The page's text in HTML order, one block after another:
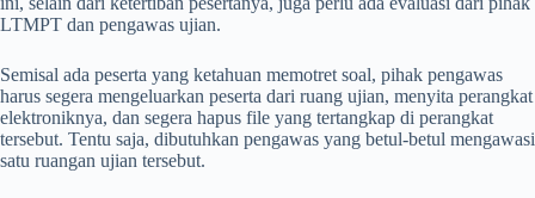
LTMPT dan pengawas ujian.
Semisal ada peserta yang ketahuan memotret soal, pihak pengawas
harus segera mengeluarkan peserta dari ruang ujian, menyita perangkat
elektroniknya, dan segera hapus file yang tertangkap di perangkat
tersebut. Tentu saja, dibutuhkan pengawas yang betul-betul mengawasi
satu ruangan ujian tersebut.